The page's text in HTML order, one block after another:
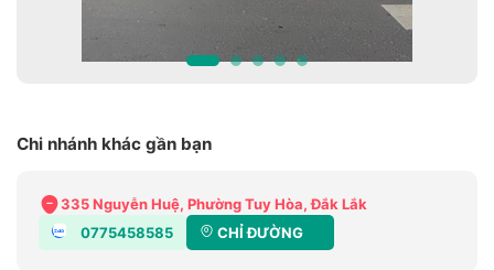
Chi nhánh khác gần bạn
335 Nguyễn Huệ, Phường Tuy Hòa, Đắk Lắk
0775458585
CHỈ ĐƯỜNG